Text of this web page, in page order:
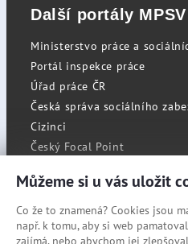
Další portály MPSV
Ministerstvo práce a
Portál inspekce práce
Úřad práce ČR
Česká správa sociálního
Cizinci
Český Focal Point
RSS
Cookies
Můžeme si u vás uložit
Co že to znamená? Cookies jsou
např. k tomu, aby si web
zajímá, nebo abychom jej